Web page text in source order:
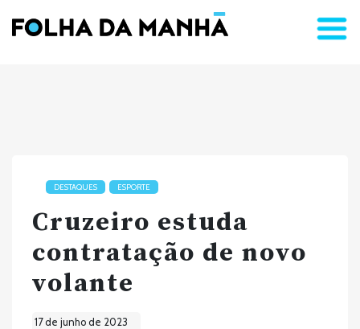
DESTAQUES ESPORTE
Cruzeiro estuda
contratação de novo
volante
17 de junho de 2023